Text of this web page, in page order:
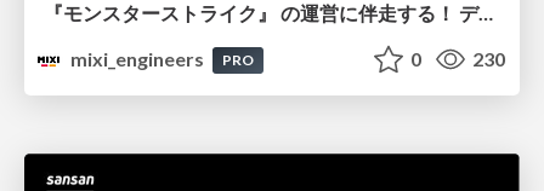
『モンスターストライク』 の運営に伴走する！ データ民主化への 解析グループの3つのアプローチ
mixi_engineers
PRO 0 230